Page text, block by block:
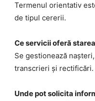
Termenul orientativ
de tipul cererii.
Ce servicii oferă
Se gestionează
transcrieri și rectificări.
Unde pot solicita